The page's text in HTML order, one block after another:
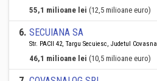
55,1 milioane lei (12,5 milioane euro)
6. SECUIANA SA
Str. PACII 42, Targu Secuiesc, Judetul Covasna
46,1 milioane lei (10,5 milioane euro)